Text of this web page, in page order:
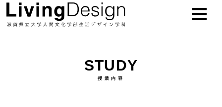
学科概要ABOUT
STUDY
授業内容